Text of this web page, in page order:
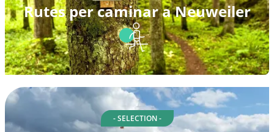
Rutes per caminar a Neuweiler
- SELECTION -